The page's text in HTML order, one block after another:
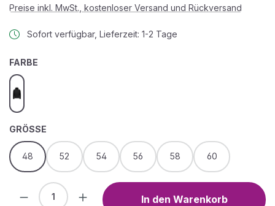
Preise inkl. MwSt., kostenloser Versand und Rückversand
Sofort verfügbar, Lieferzeit: 1-2 Tage
FARBE
schwarz
GRÖSSE
48 52 54 56 58 60
Produkt Anzahl: Gib den gewünschten
In den Warenkorb